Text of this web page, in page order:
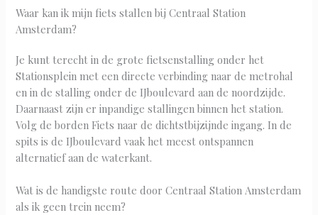
Waar kan ik mijn fiets stallen bij Centraal Station
Amsterdam?
Je kunt terecht in de grote fietsenstalling onder het
Stationsplein met een directe verbinding naar de metrohal
en in de stalling onder de IJboulevard aan de noordzijde.
Daarnaast zijn er inpandige stallingen binnen het station.
Volg de borden Fiets naar de dichtstbijzijnde ingang. In de
spits is de IJboulevard vaak het meest ontspannen
alternatief aan de waterkant.
Wat is de handigste route door Centraal Station Amsterdam
als ik geen trein neem?